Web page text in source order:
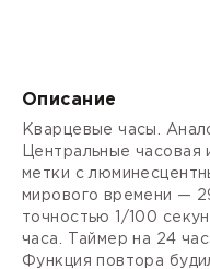
Описание
Кварцевые часы.
Центральные часовая
метки с
мирового времени —
точностью 1/100
часа. Таймер на 24
Функция повтора